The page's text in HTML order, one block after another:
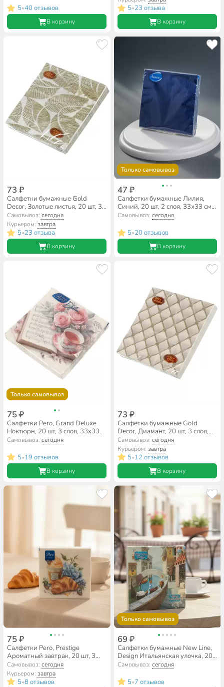
5•40 отзывов
В корзину
5•23 отзыва
В корзину
73 ₽
Салфетки бумажные Gold
Decor, Золотые листья, 20 шт, 3
слоя, 33х33 см
Самовывоз:сегодня
Курьером:завтра
5•23 отзыва
В корзину
Только самовывоз
47 ₽
Салфетки бумажные Лилия,
Синий, 20 шт, 2 слоя, 33х33 см,
0827
Самовывоз: сегодня
5•20 отзывов
В корзину
Только самовывоз
75 ₽
Салфетки Pero, Grand Deluxe
Ноктюрн, 20 шт, 3 слоя, 33х33
см, 3941
Самовывоз:сегодня
5•19 отзывов
В корзину
73 ₽
Салфетки бумажные Gold
Decor, Диамант, 20 шт, 3 слоя,
33х33 см
Самовывоз: сегодня
Курьером: завтра
5•12 отзывов
В корзину
75 ₽
Салфетки Pero, Prestige
Ароматный завтрак, 20 шт, 3
слоя, 33х33 см, 5266
Самовывоз:сегодня
Курьером:завтра
5•8 отзывов
Только самовывоз
69 ₽
Салфетки бумажные New Line,
Design Итальянская улочка, 20
шт, 3 слоя, 33х33 см
Самовывоз: сегодня
5•7 отзывов